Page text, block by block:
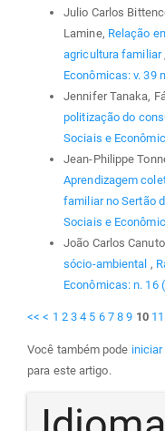
Julio Carlos
Lamine, Relação
agricultura familiar,
Econômicas: v. 39
Jennifer Tanaka,
politização do
Sociais e
Jean-Philippe
Aprendizagem
familiar no Sertão
Sociais e
João Carlos
sócio-ambiental ,
Econômicas: n. 16
<< < 1 2 3 4 5 6 7 8 9 10 11
Você também pode
para este artigo.